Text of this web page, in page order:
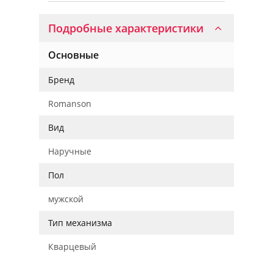
Подробные характеристики
Основные
Бренд
Romanson
Вид
Наручные
Пол
мужской
Тип механизма
Кварцевый